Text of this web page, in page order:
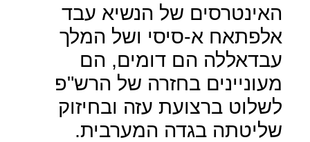
האינטרסים של הנשיא עבד
אלפתאח א-סיסי ושל המלך
עבדאללה הם דומים, הם
מעוניינים בחזרה של הרש"פ
לשלוט ברצועת עזה ובחיזוק
שליטתה בגדה המערבית.